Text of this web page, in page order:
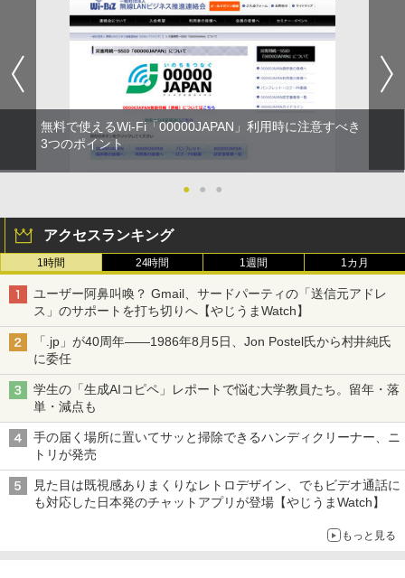
無料で使えるWi-Fi「00000JAPAN」利用時に注意すべき
3つのポイント
● ● ●
アクセスランキング
1時間 24時間 1週間 1カ月
ユーザー阿鼻叫喚？ Gmail、サードパーティの「送信元アドレ
ス」のサポートを打ち切りへ【やじうまWatch】
「.jp」が40周年――1986年8月5日、Jon Postel氏から村井純氏
に委任
学生の「生成AIコピペ」レポートで悩む大学教員たち。留年・落
単・減点も
手の届く場所に置いてサッと掃除できるハンディクリーナー、ニ
トリが発売
見た目は既視感ありまくりなレトロデザイン、でもビデオ通話に
も対応した日本発のチャットアプリが登場【やじうまWatch】
もっと見る